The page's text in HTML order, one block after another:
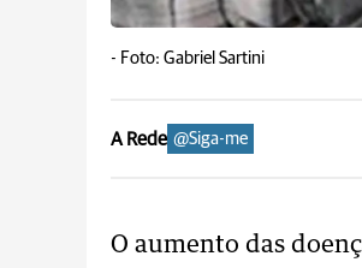
- Foto: Gabriel Sartini
A Rede @Siga-me
O aumento das